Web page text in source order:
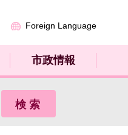
Foreign Language
市政情報